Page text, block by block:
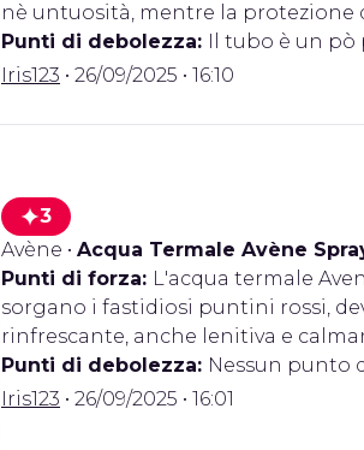
nè untuosità, mentre la protezione
Punti di debolezza: Il tubo è un pò
Iris123 • 26/09/2025 • 16:10
3
Avène • Acqua Termale Avène
Punti di forza: L'acqua termale
sorgano i fastidiosi puntini rossi,
rinfrescante, anche lenitiva e
Punti di debolezza: Nessun punto
Iris123 • 26/09/2025 • 16:01